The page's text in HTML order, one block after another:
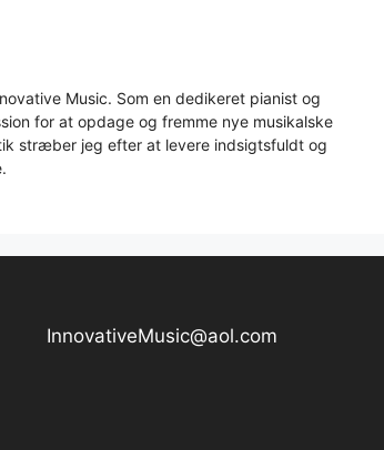
Music. Som en dedikeret pianist og
for at opdage og fremme nye musikalske
stræber jeg efter at levere indsigtsfuldt og
InnovativeMusic@aol.com